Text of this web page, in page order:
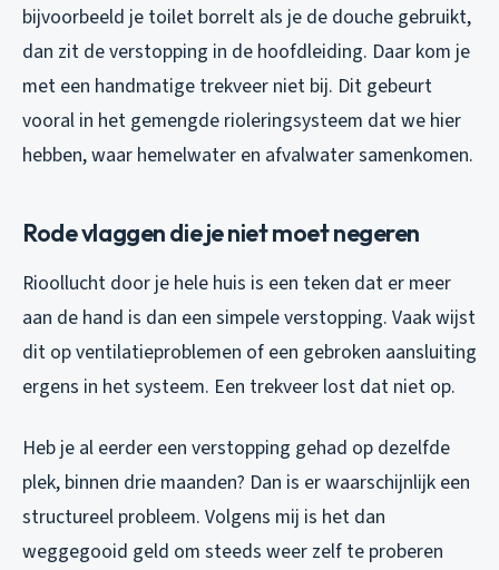
bijvoorbeeld je toilet borrelt als je de douche gebruikt,
dan zit de verstopping in de hoofdleiding. Daar kom je
met een handmatige trekveer niet bij. Dit gebeurt
vooral in het gemengde rioleringsysteem dat we hier
hebben, waar hemelwater en afvalwater samenkomen.
Rode vlaggen die je niet moet negeren
Rioollucht door je hele huis is een teken dat er meer
aan de hand is dan een simpele verstopping. Vaak wijst
dit op ventilatieproblemen of een gebroken aansluiting
ergens in het systeem. Een trekveer lost dat niet op.
Heb je al eerder een verstopping gehad op dezelfde
plek, binnen drie maanden? Dan is er waarschijnlijk een
structureel probleem. Volgens mij is het dan
weggegooid geld om steeds weer zelf te proberen